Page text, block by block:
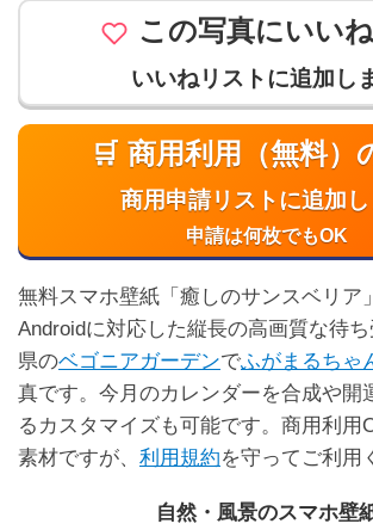
この写真にいい
いいねリストに追加し
🛒 商用利用（無料）
商用申請リストに追加
申請は何枚でもOK
無料スマホ壁紙「癒しのサンスベリア
Androidに対応した縦長の高画質な待
県のベゴニアガーデンでふがまるちゃ
真です。今月のカレンダーを合成や開
るカスタマイズも可能です。商用利用
素材ですが、 利用規約を守ってご利用
自然・風景のスマホ壁